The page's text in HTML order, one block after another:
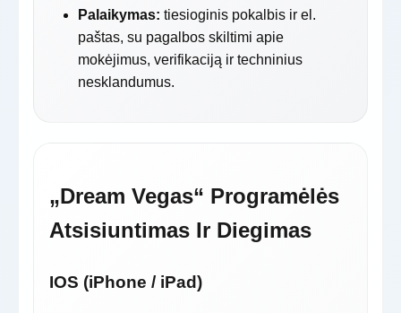
Palaikymas: tiesioginis pokalbis ir el.
paštas, su pagalbos skiltimi apie
mokėjimus, verifikaciją ir techninius
nesklandumus.
„Dream Vegas“ Programėlės
Atsisiuntimas Ir Diegimas
IOS (iPhone / iPad)